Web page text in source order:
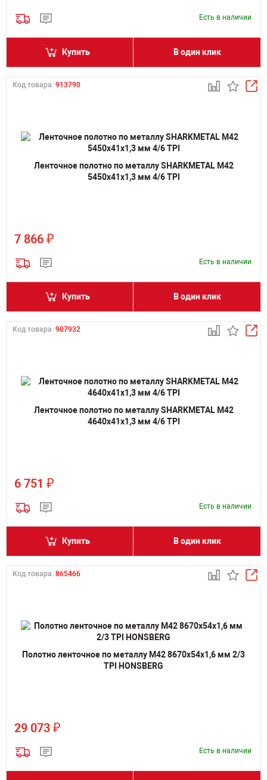
Есть в наличии
Купить В один клик
Код товара: 913790
Ленточное полотно по металлу SHARKMETAL M42
5450х41х1,3 мм 4/6 TPI
7 866 ₽
Есть в наличии
Купить В один клик
Код товара: 907932
Ленточное полотно по металлу SHARKMETAL M42
4640х41х1,3 мм 4/6 TPI
6 751 ₽
Есть в наличии
Купить В один клик
Код товара: 865466
Полотно ленточное по металлу M42 8670х54х1,6 мм 2/3
TPI HONSBERG
29 073 ₽
Есть в наличии